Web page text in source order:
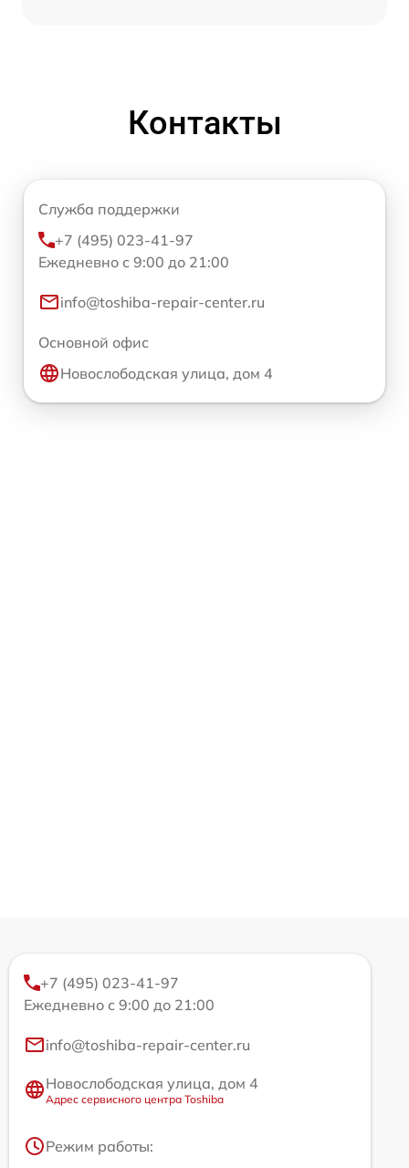
Контакты
Служба поддержки
+7 (495) 023-41-97
Ежедневно с 9:00 до 21:00
info@toshiba-repair-center.ru
Основной офис
Новослободская улица, дом 4
+7 (495) 023-41-97
Ежедневно с 9:00 до 21:00
info@toshiba-repair-center.ru
Новослободская улица, дом 4
Адрес сервисного центра Toshiba
Режим работы: